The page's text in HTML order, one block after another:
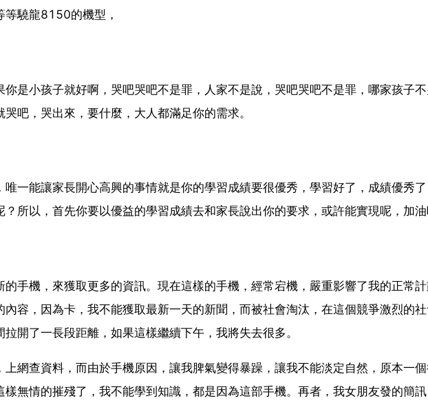
等驍龍8150的機型，
是小孩子就好啊，哭吧哭吧不是罪，人家不是說，哭吧哭吧不是罪，哪家孩子
吧，哭出來，要什麼，大人都滿足你的需求。
一能讓家長開心高興的事情就是你的學習成績要很優秀，學習好了，成績優秀
所以，首先你要以優益的學習成績去和家長說出你的要求，或許能實現呢，加
手機，來獲取更多的資訊。現在這樣的手機，經常宕機，嚴重影響了我的正常
容，因為卡，我不能獲取最新一天的新聞，而被社會淘汰，在這個競爭激烈的
開了一長段距離，如果這樣繼續下午，我將失去很多。
網查資料，而由於手機原因，讓我脾氣變得暴躁，讓我不能淡定自然，原本一
無情的摧殘了，我不能學到知識，都是因為這部手機。再者，我女朋友發的簡